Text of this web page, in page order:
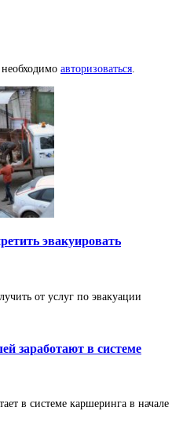
авторизоваться
эвакуировать
от услуг по эвакуации
заработают в системе
в системе каршеринга в начале